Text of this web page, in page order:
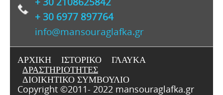
+ 30 6977 897764
info@mansouraglafka.gr
ΑΡΧΙΚΗ ΙΣΤΟΡΙΚΟ
ΓΛΑΥΚΑ
ΔΡΑΣΤΗΡΙΟΤΗΤΕΣ
ΔΙΟΙΚΗΤΙΚΟ ΣΥΜΒΟΥΛΙΟ
Copyright ©2011- 2022 mansouraglafka.gr